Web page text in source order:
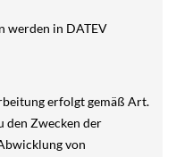
werden in DATEV
erfolgt gemäß Art.
den Zwecken der
von